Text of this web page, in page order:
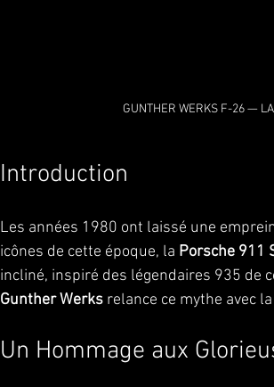
GUNTHER WERKS F-26 —
Introduction
Les années 1980 ont laissé une
icônes de cette époque, la Porsche 911
incliné, inspiré des légendaires 935 de
Gunther Werks relance ce mythe avec la
Un Hommage aux